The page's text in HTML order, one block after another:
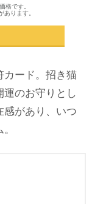
です。
ります。
カード。招き猫
のお守りとし
があり、いつ